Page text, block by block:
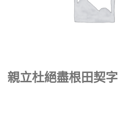
親立杜絕盡根田契字